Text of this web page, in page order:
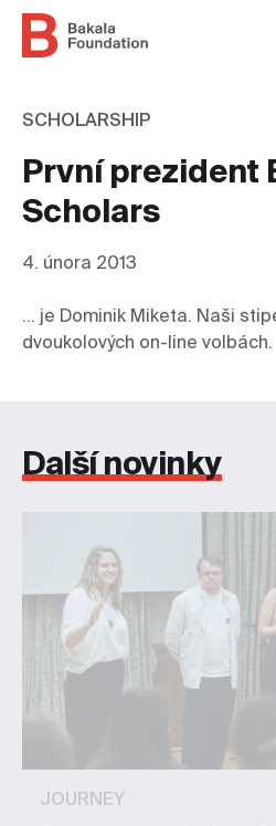
SCHOLARSHIP
První prezident
Scholars
4. února 2013
... je Dominik Miketa. Naši
dvoukolových on-line volbách.
Další novinky
JOURNEY